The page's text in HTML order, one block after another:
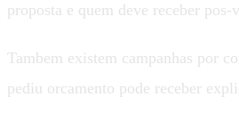
proposta e quem deve receber pos-
Tambem existem campanhas por
pediu orcamento pode receber